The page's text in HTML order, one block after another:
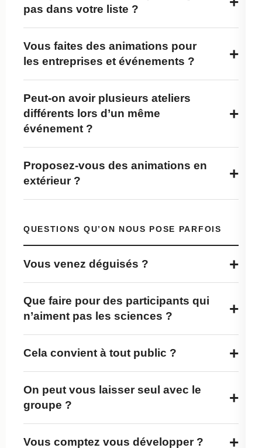
pas dans votre liste ?
Vous faites des animations pour
les entreprises et événements ?
+
Peut-on avoir plusieurs ateliers
différents lors d’un même
événement ?
+
Proposez-vous des animations en
extérieur ?
+
QUESTIONS QU’ON NOUS POSE PARFOIS
Vous venez déguisés ? +
Que faire pour des participants qui
n’aiment pas les sciences ?
+
Cela convient à tout public ? +
On peut vous laisser seul avec le
groupe ?
+
Vous comptez vous développer ? +